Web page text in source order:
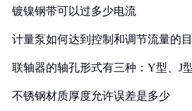
镀镍钢带可以过多少电流
计量泵如何达到控制和调节流量的
联轴器的轴孔形式有三种：Y型、J
不锈钢材质厚度允许误差是多少